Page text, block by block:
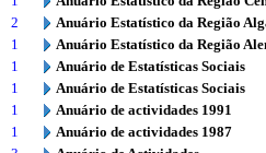
2
Anuário Estatístico da Região
1
Anuário Estatístico da Região
1
Anuário de Estatísticas Sociais
1
Anuário de Estatísticas Sociais
1
Anuário de actividades 1991
1
Anuário de actividades 1987